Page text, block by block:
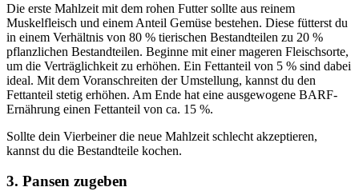
Die erste Mahlzeit mit dem rohen Futter sollte aus reinem
Muskelfleisch und einem Anteil Gemüse bestehen. Diese fütterst du
in einem Verhältnis von 80 % tierischen Bestandteilen zu 20 %
pflanzlichen Bestandteilen. Beginne mit einer mageren Fleischsorte,
um die Verträglichkeit zu erhöhen. Ein Fettanteil von 5 % sind dabei
ideal. Mit dem Voranschreiten der Umstellung, kannst du den
Fettanteil stetig erhöhen. Am Ende hat eine ausgewogene BARF-
Ernährung einen Fettanteil von ca. 15 %.
Sollte dein Vierbeiner die neue Mahlzeit schlecht akzeptieren,
kannst du die Bestandteile kochen.
3. Pansen zugeben